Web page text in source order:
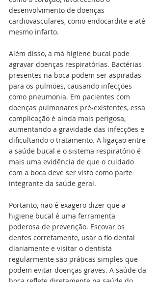
desenvolvimento de doenças
cardiovasculares, como endocardite e até
mesmo infarto.
Além disso, a má higiene bucal pode
agravar doenças respiratórias. Bactérias
presentes na boca podem ser aspiradas
para os pulmões, causando infecções
como pneumonia. Em pacientes com
doenças pulmonares pré-existentes, essa
complicação é ainda mais perigosa,
aumentando a gravidade das infecções e
dificultando o tratamento. A ligação entre
a saúde bucal e o sistema respiratório é
mais uma evidência de que o cuidado
com a boca deve ser visto como parte
integrante da saúde geral.
Portanto, não é exagero dizer que a
higiene bucal é uma ferramenta
poderosa de prevenção. Escovar os
dentes corretamente, usar o fio dental
diariamente e visitar o dentista
regularmente são práticas simples que
podem evitar doenças graves. A saúde da